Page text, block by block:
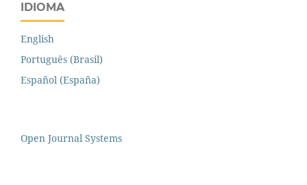
IDIOMA
English
Português (Brasil)
Español (España)
Open Journal Systems